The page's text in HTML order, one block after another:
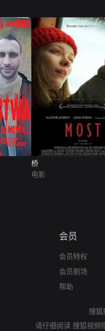
桥
电影
会员
会员特权
会员剧场
帮助
搜狐
请仔细阅读 搜狐视频